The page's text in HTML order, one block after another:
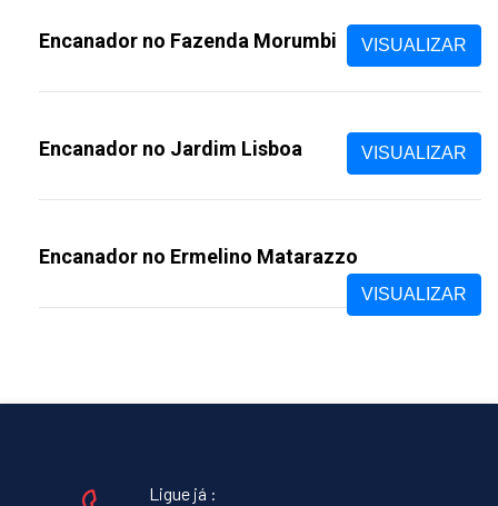
Encanador no Fazenda Morumbi VISUALIZAR
Encanador no Jardim Lisboa VISUALIZAR
Encanador no Ermelino Matarazzo
VISUALIZAR
Ligue já :